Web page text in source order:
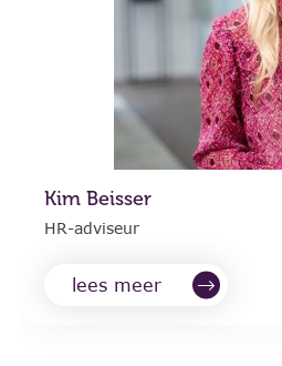
Kim Beisser
HR-adviseur
lees meer